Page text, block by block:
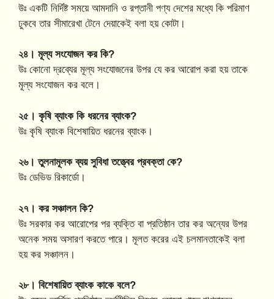
উঃ একটি নির্দিষ্ট সময়ে আমদানি ও রপ্তানী পণ্য দেশের মধ্যে কি পরিমাণ
ঢুকবে তার সীমারেখা টেনে দেয়াকেই বলা হয় কোটা।
২৪। মূল্য সংযোজন কর কি?
উঃ কোনো দ্রব্যের মূল্য সংযোজনের উপর যে কর আরোপ করা হয় তাকে
মূল্য সংযোজন কর বলে।
২৫। কৃষি ব্যাংক কি ধরনের ব্যাংক?
উঃ কৃষি ব্যাংক বিশেষায়িত ধরনের ব্যাংক।
২৬। তুলনামূলক ব্যয় সুবিধা তত্ত্বের প্রবক্তা কে?
উঃ ডেভিড রিকার্ডো।
২৭। কর সঞ্চালন কি?
উঃ সরকার কর আরোপের পর ব্যক্তি বা প্রতিষ্ঠান তার কর অন্যের উপর
অনেক সময় অসারণ করতে পারে। মূলত করের এই চলমানতাকেই বলা
হয় কর সঞ্চালন।
২৮। বিশেষায়িত ব্যাংক কাকে বলে?